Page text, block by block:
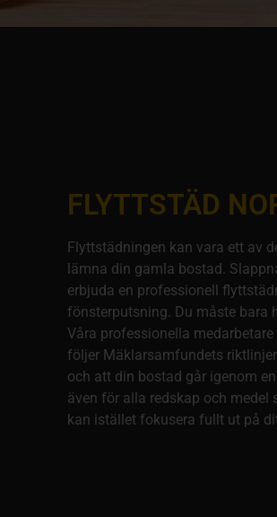
FLYTTSTÄD
Flyttstädningen kan vara ett av
lämna din gamla bostad.
erbjuda en professionell
fönsterputsning. Du måste bara
Våra professionella
följer Mäklarsamfundets
och att din bostad går igenom
även för alla redskap och medel
kan istället fokusera fullt ut på